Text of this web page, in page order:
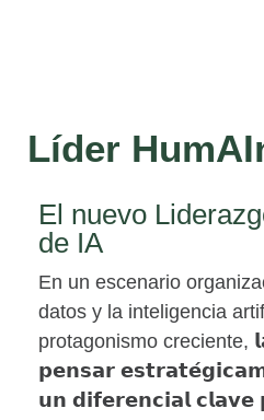
Líder
El nuevo
de IA
En un escenario
datos y la inteligencia
protagonismo
𝗽𝗲𝗻𝘀𝗮𝗿
𝘂𝗻 𝗱𝗶𝗳𝗲𝗿𝗲𝗻𝗰𝗶𝗮𝗹